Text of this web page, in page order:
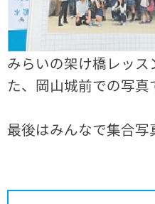
みらいの架け橋レッス
た、岡山城前での写真
最後はみんなで集合